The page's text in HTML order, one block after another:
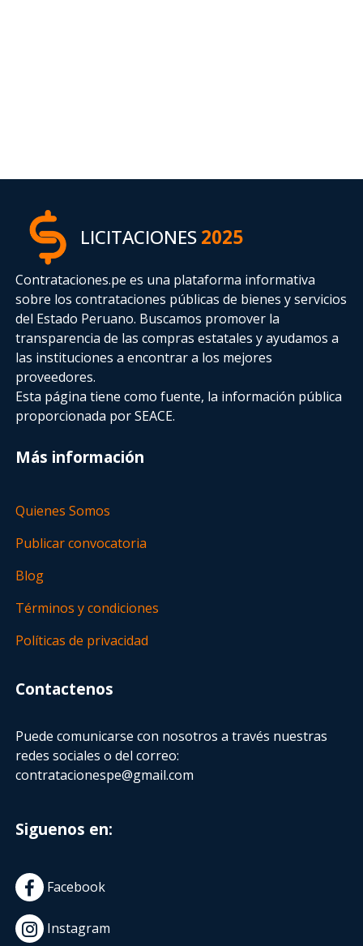
LICITACIONES2025
Contrataciones.pe es una plataforma informativa
sobre los contrataciones públicas de bienes y servicios
del Estado Peruano. Buscamos promover la
transparencia de las compras estatalesy ayudamos a
las instituciones a encontrar a los mejores
proveedores.
Esta página tiene como fuente, la información pública
proporcionada por SEACE.
Más información
Quienes Somos
Publicar convocatoria
Blog
Términos y condiciones
Políticas de privacidad
Contactenos
Puede comunicarse con nosotros a través nuestras
redes sociales o del correo:
contratacionespe@gmail.com
Siguenos en:
Facebook
Instagram